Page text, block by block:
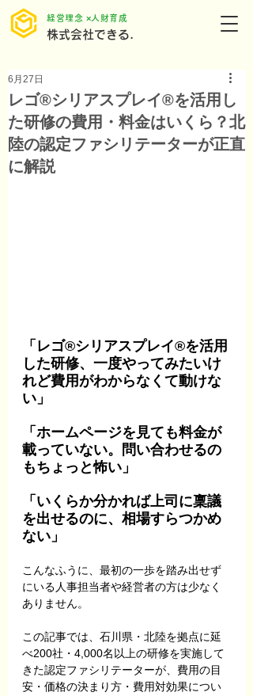
株式会社できる.
​経営理念 ×人財育成
レゴ®シリアスプレイ®を活用し
た研修の費用・料金はいくら？北
陸の認定ファシリテーターが正直
に解説
6月27日
「レゴ®シリアスプレイ®を活用
した研修、一度やってみたいけ
れど費用がわからなくて動けな
い」
「ホームページを見ても料金が
載っていない。問い合わせるの
もちょっと怖い」
「いくらか分かれば上司に稟議
を出せるのに、相場すらつかめ
ない」
こんなふうに、最初の一歩を踏み出せず
にいる人事担当者や経営者の方は少なく
ありません。
この記事では、石川県・北陸を拠点に延
べ200社・4,000名以上の研修を実施して
きた認定ファシリテーターが、費用の目
安・価格の決まり方・費用対効果につい